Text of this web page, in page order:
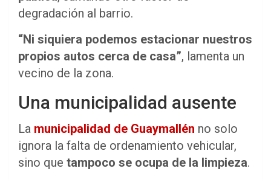
degradación al barrio.
“Ni siquiera podemos estacionar nuestros
propios autos cerca de casa”, lamenta un
vecino de la zona.
Una municipalidad ausente
La municipalidad de Guaymallén no solo
ignora la falta de ordenamiento vehicular,
sino que tampoco se ocupa de la limpieza.